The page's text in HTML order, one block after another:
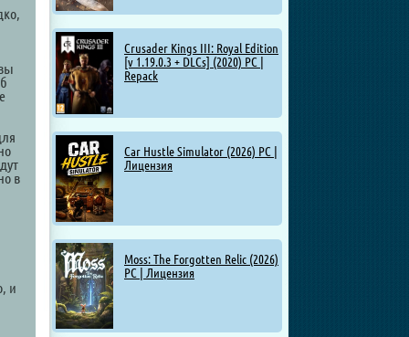
Crusader Kings III: Royal Edition
[v 1.19.0.3 + DLCs] (2020) PC |
Repack
Car Hustle Simulator (2026) PC |
Лицензия
Moss: The Forgotten Relic (2026)
PC | Лицензия
в
и